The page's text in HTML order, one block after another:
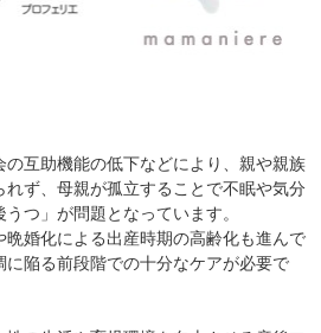
互助機能の低下などにより、親や親族
れず、母親が孤立することで不眠や気分
つ」が問題となっています。
晩婚化による出産時期の高齢化も進んで
に陥る前段階での十分なケアが必要で